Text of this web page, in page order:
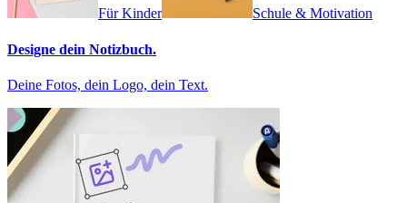
Für Kinder Schule & Motivation
Designe dein Notizbuch.
Deine Fotos, dein Logo, dein Text.